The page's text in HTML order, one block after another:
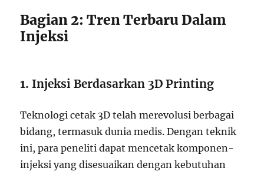
Bagian 2: Tren Terbaru Dalam
Injeksi
1.Injeksi Berdasarkan 3D Printing
Teknologi cetak 3D telah merevolusi berbagai
bidang, termasuk dunia medis. Dengan teknik
ini, para peneliti dapat mencetak komponen-
injeksi yang disesuaikan dengan kebutuhan